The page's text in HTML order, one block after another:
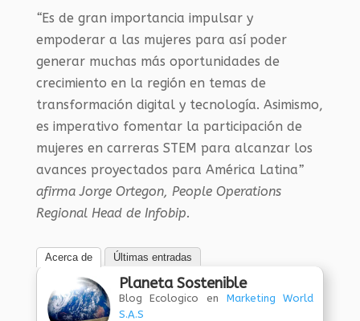
“Es de gran importancia impulsar y
empoderar a las mujeres para así poder
generar muchas más oportunidades de
crecimiento en la región en temas de
transformación digital y tecnología. Asimismo,
es imperativo fomentar la participación de
mujeres en carreras STEM para alcanzar los
avances proyectados para América Latina”
afirma Jorge Ortegon, People Operations
Regional Head de Infobip.
Acerca de Últimas entradas
Planeta Sostenible
Blog Ecologico en Marketing World
S.A.S